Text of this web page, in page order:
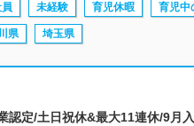
未経験 育児休暇 育児中
県 埼玉県
認定/土日祝休&最大11連休/9月